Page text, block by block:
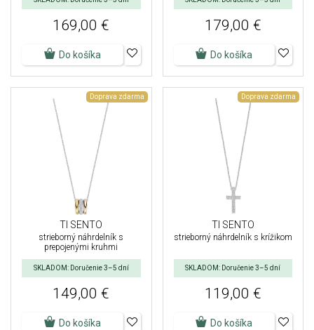
169,00 €
Do košíka
179,00 €
Do košíka
Doprava zdarma
TI SENTO
strieborný náhrdelník s
prepojenými kruhmi
SKLADOM: Doručenie 3–5 dní
149,00 €
Do košíka
Doprava zdarma
TI SENTO
strieborný náhrdelník s krížikom
SKLADOM: Doručenie 3–5 dní
119,00 €
Do košíka